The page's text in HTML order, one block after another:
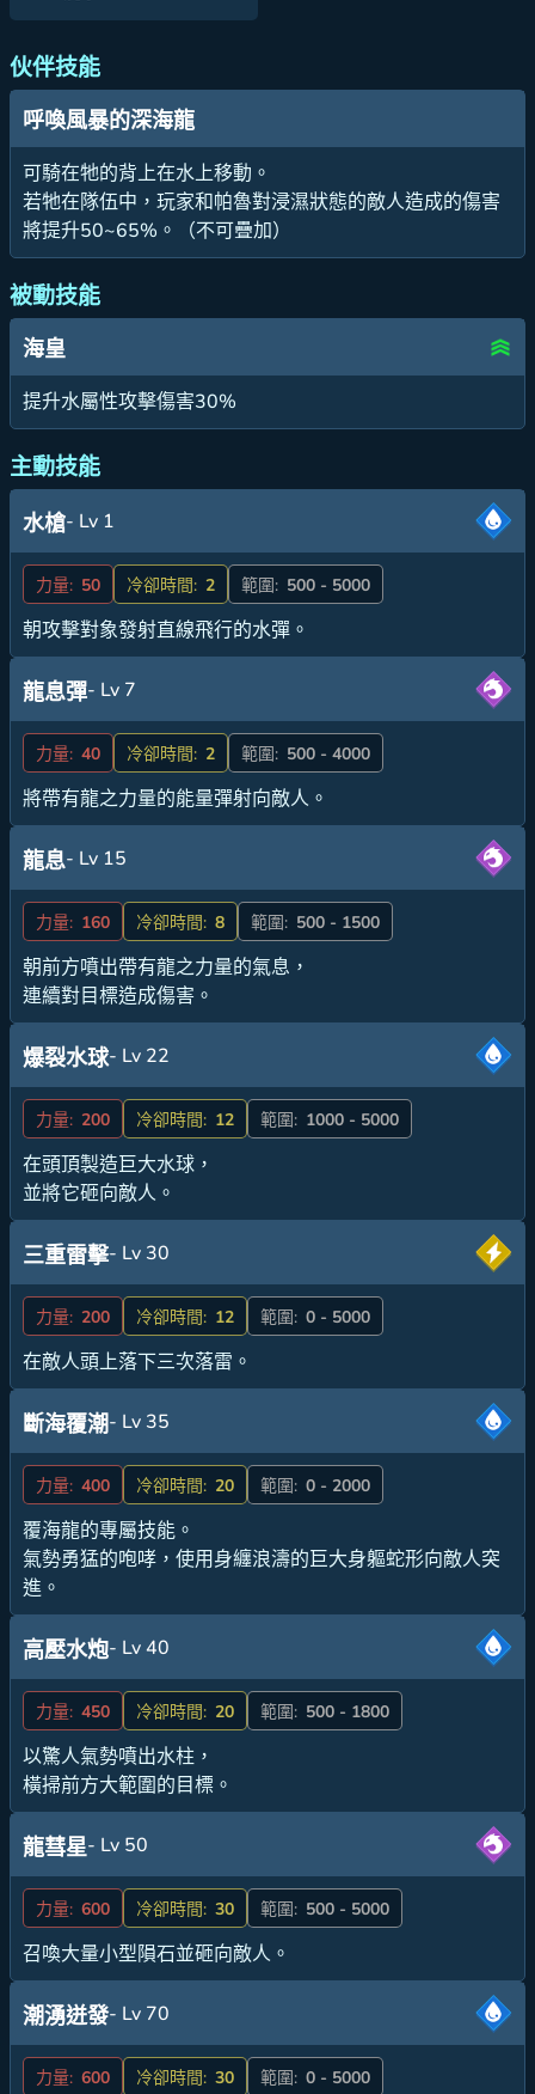
伙伴技能
呼喚風暴的深海龍
可騎在牠的背上在水上移動。
若牠在隊伍中，玩家和帕魯對浸濕狀態的敵人造成的傷害
將提升50~65%。（不可疊加）
被動技能
海皇
提升水屬性攻擊傷害30%
主動技能
水槍- Lv 1
力量: 50 冷卻時間: 2 範圍: 500 - 5000
朝攻擊對象發射直線飛行的水彈。
龍息彈- Lv 7
力量: 40 冷卻時間: 2 範圍: 500 - 4000
將帶有龍之力量的能量彈射向敵人。
龍息- Lv 15
力量: 160 冷卻時間: 8 範圍: 500 - 1500
朝前方噴出帶有龍之力量的氣息，
連續對目標造成傷害。
爆裂水球- Lv 22
力量: 200 冷卻時間: 12 範圍: 1000 - 5000
在頭頂製造巨大水球，
並將它砸向敵人。
三重雷擊- Lv 30
力量: 200 冷卻時間: 12 範圍: 0 - 5000
在敵人頭上落下三次落雷。
斷海覆潮- Lv 35
力量: 400 冷卻時間: 20 範圍: 0 - 2000
覆海龍的專屬技能。
氣勢勇猛的咆哮，使用身纏浪濤的巨大身軀蛇形向敵人突
進。
高壓水炮- Lv 40
力量: 450 冷卻時間: 20 範圍: 500 - 1800
以驚人氣勢噴出水柱，
橫掃前方大範圍的目標。
龍彗星- Lv 50
力量: 600 冷卻時間: 30 範圍: 500 - 5000
召喚大量小型隕石並砸向敵人。
潮湧迸發- Lv 70
力量: 600 冷卻時間: 30 範圍: 0 - 5000